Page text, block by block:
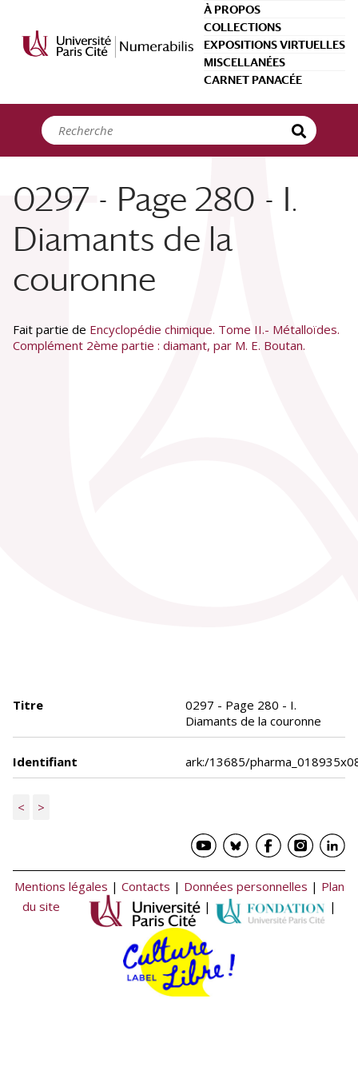
À PROPOS
COLLECTIONS
EXPOSITIONS VIRTUELLES
MISCELLANÉES
CARNET PANACÉE
0297 - Page 280 - I.
Diamants de la
couronne
Fait partie de Encyclopédie chimique. Tome II.- Métalloïdes.
Complément 2ème partie : diamant, par M. E. Boutan.
Titre
0297 - Page 280 - I.
Diamants de la couronne
Identifiant ark:/13685/
< >
Mentions légales | Contacts | Données personnelles | Plan
du site
| |